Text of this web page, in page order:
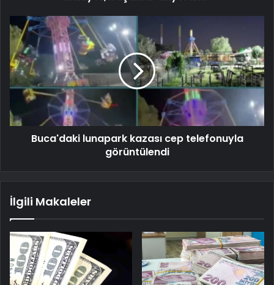
Buca'daki lunapark kazası cep telefonuyla
görüntülendi
İlgili Makaleler